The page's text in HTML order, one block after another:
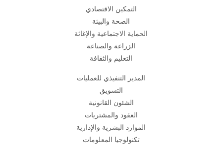
التمكين الاقتصادي
الصحة والبيئة
الحماية الاجتماعية والإغاثة
الزراعة والصناعة
التعليم والثقافة
المدير التنفيذي للعمليات
التسويق
الشئون القانونية
العقود والمشتريات
الموارد البشرية والإدارية
تكنولوجيا المعلومات